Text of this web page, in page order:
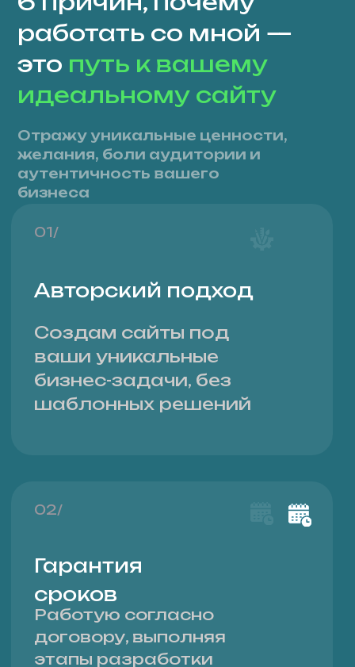
стабильной работы
05/
Беру на себя всё: от
идеи до готового
сайта
Комплексное
Работую согласно
договору, выполняя
этапы разработки
без срыва сроков
Гарантия
02/